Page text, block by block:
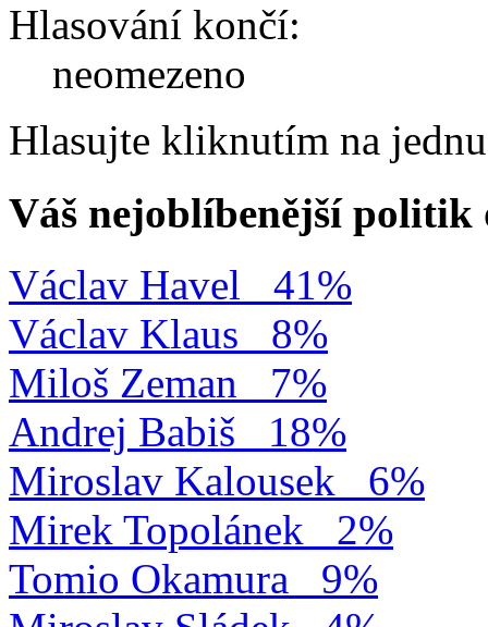
Hlasování končí:
neomezeno
Hlasujte kliknutím na
Váš nejoblíbenější politik
Václav Havel
41%
Václav Klaus
8%
Miloš Zeman
7%
Andrej Babiš
18%
Miroslav Kalousek
6%
Mirek Topolánek
2%
Tomio Okamura
9%